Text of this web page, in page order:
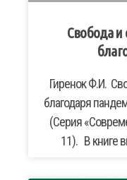
Свобода и
Гиренок Ф.И.
благодаря
(Серия
11). В книге